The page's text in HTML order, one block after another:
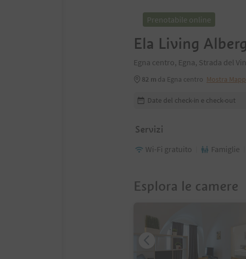
Prenotabile online
Ela Living
Egna centro, Egna, Strada del
82 m da Egna centro Mostra
Modifica i dettagli della
Date del check-in e check-out
Servizi
Wi-Fi gratuito Famiglie
Esplora le camere